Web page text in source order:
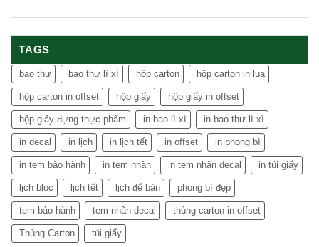
TAGS
bao thư bao thư lì xì hộp carton hộp carton in lụa
hộp carton in offset hộp giấy hộp giấy in offset
hộp giấy đựng thực phẩm in bao lì xì in bao thư lì xì
in decal in lịch in lịch tết in offset in phong bì
in tem bảo hành in tem nhãn in tem nhãn decal in túi giấy
lịch bloc lịch tết lịch để bàn phong bì đẹp
tem bảo hành tem nhãn decal thùng carton in offset
Thùng Carton túi giấy